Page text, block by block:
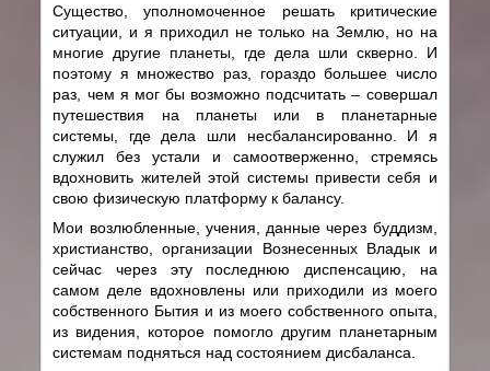
Существо, уполномоченное решать критические
ситуации, и я приходил не только на Землю, но на
многие другие планеты, где дела шли скверно. И
поэтому я множество раз, гораздо большее число
раз, чем я мог бы возможно подсчитать – совершал
путешествия на планеты или в планетарные
системы, где дела шли несбалансированно. И я
служил без устали и самоотверженно, стремясь
вдохновить жителей этой системы привести себя и
свою физическую платформу к балансу.
Мои возлюбленные, учения, данные через буддизм,
христианство, организации Вознесенных Владык и
сейчас через эту последнюю диспенсацию, на
самом деле вдохновлены или приходили из моего
собственного Бытия и из моего собственного опыта,
из видения, которое помогло другим планетарным
системам подняться над состоянием дисбаланса.